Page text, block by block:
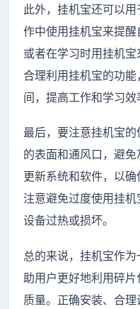
此外，挂机宝还可以
作中使用挂机宝来提醒
或者在学习时用挂机
合理利用挂机宝的功
间，提高工作和学习效
最后，要注意挂机宝
的表面和通风口，避
更新系统和软件，以确
注意避免过度使用挂
设备过热或损坏。
总的来说，挂机宝作
助用户更好地利用碎
质量。正确安装、合